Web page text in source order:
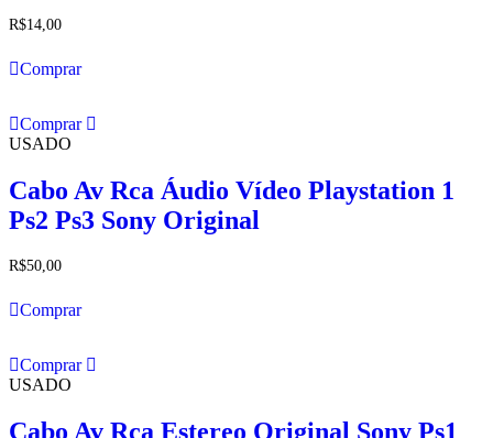
R$14,00
Comprar
Comprar
USADO
Cabo Av Rca Áudio Vídeo Playstation 1
Ps2 Ps3 Sony Original
R$50,00
Comprar
Comprar
USADO
Cabo Av Rca Estereo Original Sony Ps1